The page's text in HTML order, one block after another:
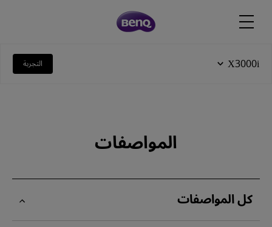
X3000i التجربة
المواصفات
كل المواصفات